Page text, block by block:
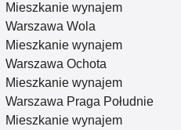
Mieszkanie wynajem
Warszawa Wola
Mieszkanie wynajem
Warszawa Ochota
Mieszkanie wynajem
Warszawa Praga Południe
Mieszkanie wynajem